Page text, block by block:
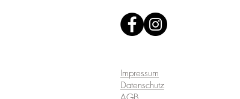
Impressum
Datenschutz